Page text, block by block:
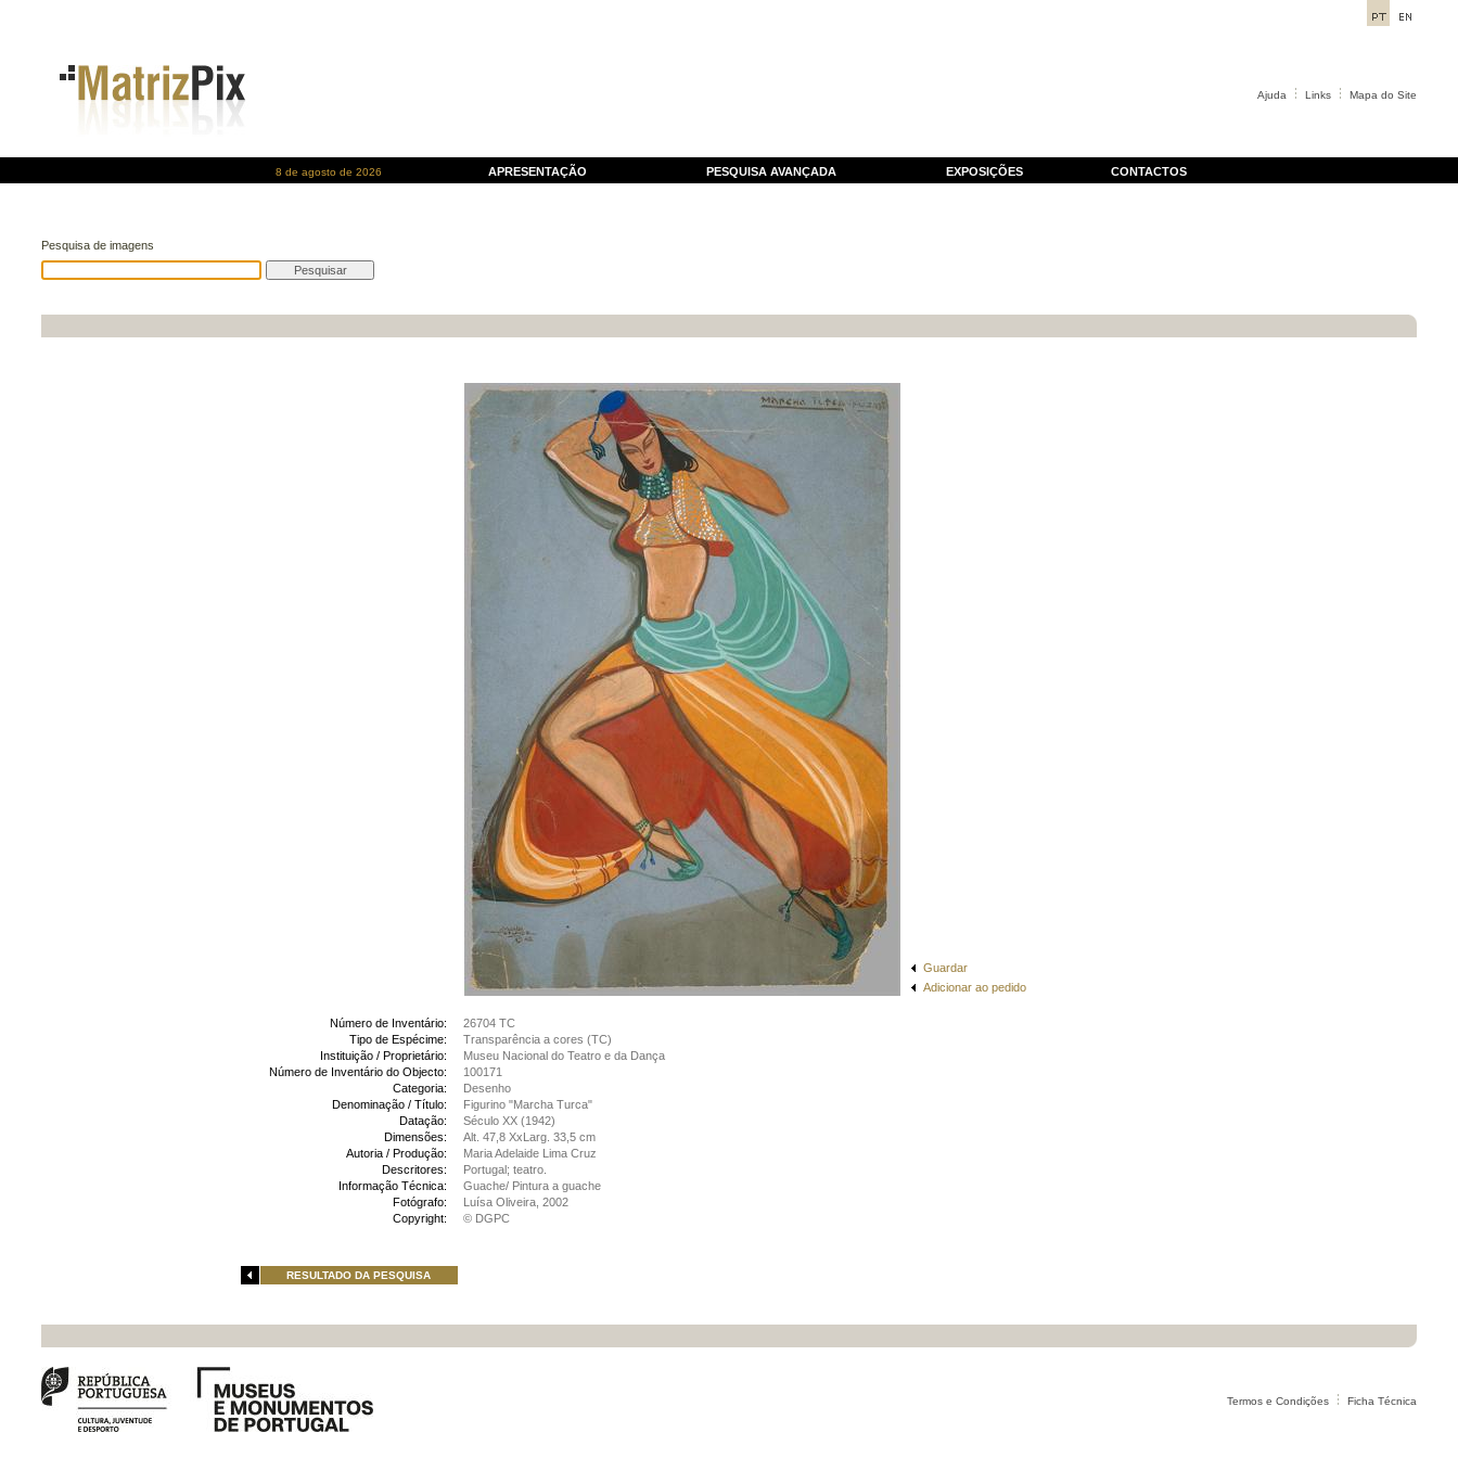
Ajuda Links Mapa do Site
8 de agosto de 2026 APRESENTAÇÃO PESQUISA AVANÇADA EXPOSIÇÕES CONTACTOS
Pesquisa de imagens
Guardar
Adicionar ao pedido
Número de Inventário:
26704 TC
Tipo de Espécime:
Transparência a cores (TC)
Instituição / Proprietário:
Museu Nacional do Teatro e da Dança
Número de Inventário do Objecto:
100171
Categoria:
Desenho
Denominação / Título:
Figurino "Marcha Turca"
Datação:
Século XX (1942)
Dimensões:
Alt. 47,8 XxLarg. 33,5 cm
Autoria / Produção:
Maria Adelaide Lima Cruz
Descritores:
Portugal; teatro.
Informação Técnica:
Guache/ Pintura a guache
Fotógrafo:
Luísa Oliveira, 2002
Copyright:
© DGPC
RESULTADO DA PESQUISA
Termos e Condições Ficha Técnica